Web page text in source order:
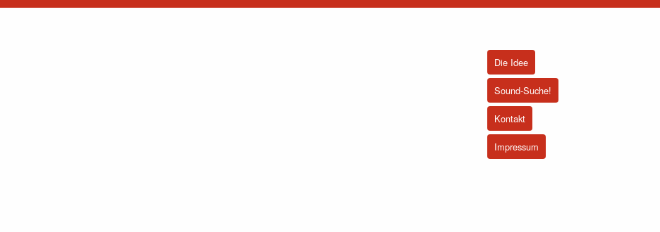
Die Idee
Sound-Suche!
Kontakt
Impressum